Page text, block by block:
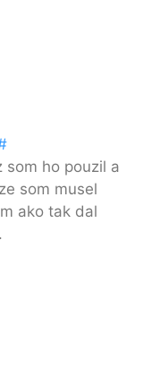
som ho pouzil a
som musel
ako tak dal